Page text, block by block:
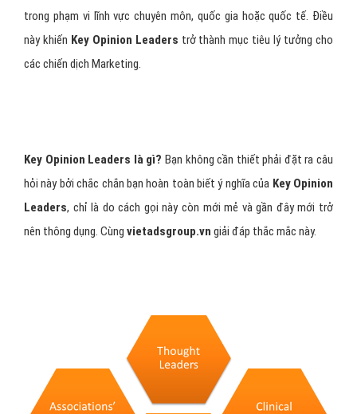
trong phạm vi lĩnh vực chuyên môn, quốc gia hoặc quốc tế. Điều
này khiến Key Opinion Leaders trở thành mục tiêu lý tưởng cho
các chiến dịch Marketing.
Key Opinion Leaders là gì? Bạn không cần thiết phải đặt ra câu
hỏi này bởi chắc chắn bạn hoàn toàn biết ý nghĩa của Key Opinion
Leaders, chỉ là do cách gọi này còn mới mẻ và gần đây mới trở
nên thông dụng. Cùng vietadsgroup.vn giải đáp thắc mắc này.